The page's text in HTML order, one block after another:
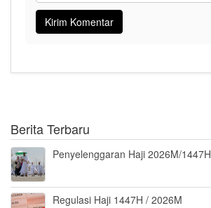
Berita Terbaru
Penyelenggaran Haji 2026M/1447H
Regulasi Haji 1447H / 2026M